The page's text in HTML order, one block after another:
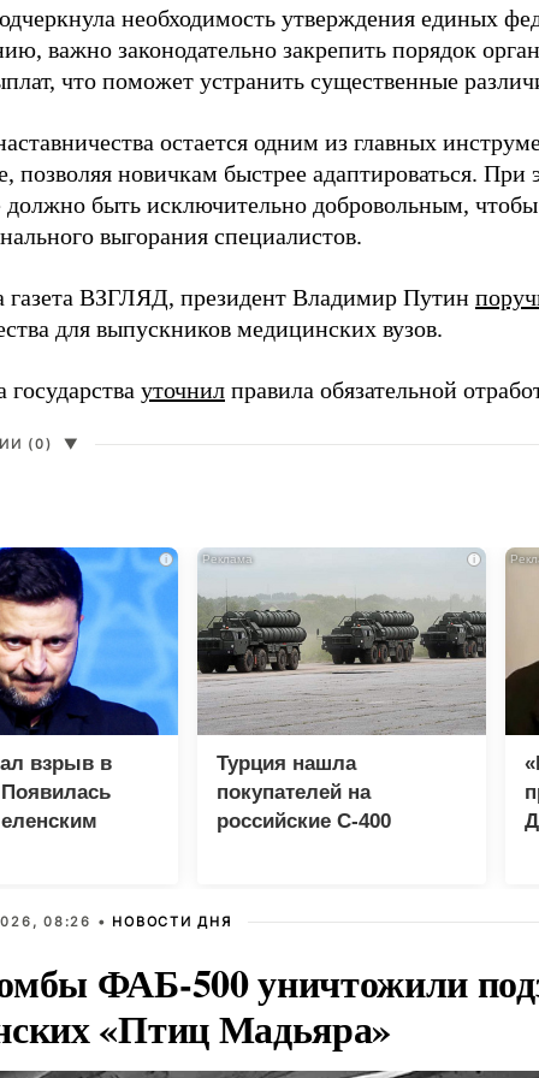
необходимость утверждения единых
важно законодательно закрепить порядок
что поможет устранить существенные
остается одним из главных
позволяя новичкам быстрее адаптироваться. При
быть исключительно добровольным, чтобы
выгорания специалистов.
газета ВЗГЛЯД, президент Владимир Путин
для выпускников медицинских вузов.
государства уточнил правила обязательной
(0) ▼
i
взрыв в
i
Турция нашла
покупателей на
российские C-400
08:26 • НОВОСТИ ДНЯ
ФАБ-500 уничтожили
«Птиц Мадьяра»